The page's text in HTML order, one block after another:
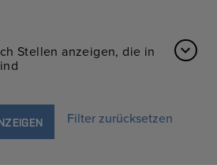
Stellen anzeigen, die in
Filter zurücksetzen